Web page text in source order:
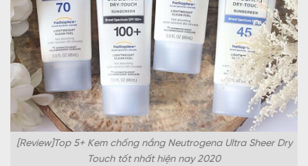
[Review]Top 5+ Kem chống nắng Neutrogena Ultra Sheer Dry
Touch tốt nhất hiện nay 2020